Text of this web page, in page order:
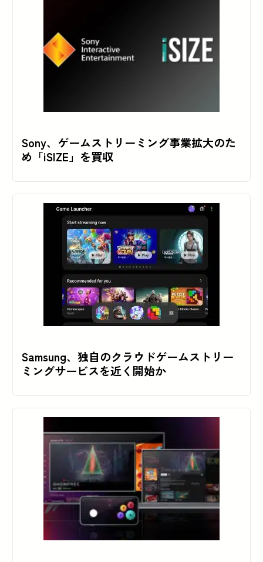
Sony、ゲームストリーミング事業拡大のた
め「iSIZE」を買収
Samsung、独自のクラウドゲームストリー
ミングサービスを近く開始か